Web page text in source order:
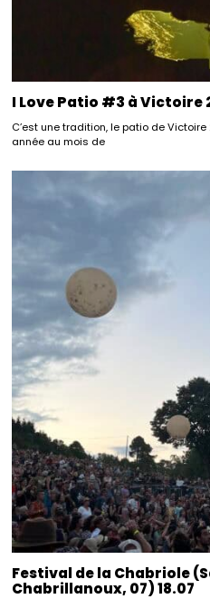
I Love Patio #3 à Victoire
C’est une tradition, le patio de
année au mois de
Festival de la Chabriole
Chabrillanoux, 07) 18.07